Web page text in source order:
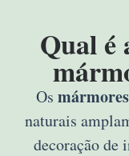
Qual é
Os
naturais
decoração de